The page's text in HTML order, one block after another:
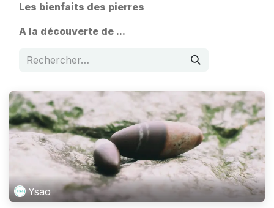
Les bienfaits des pierres
A la découverte de ...
Ysao